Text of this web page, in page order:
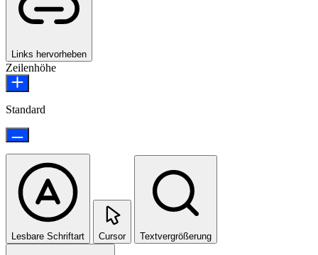
Links hervorheben
Zeilenhöhe
Standard
Lesbare Schriftart Cursor Textvergrößerung